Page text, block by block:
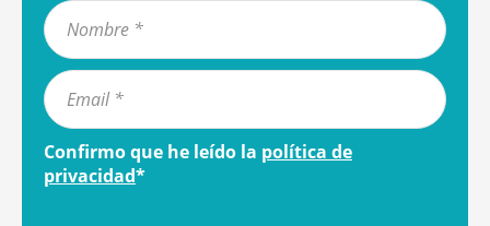
Confirmo que he leído la política de
privacidad*